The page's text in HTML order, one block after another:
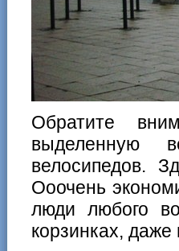
Обратите
выделенную
велосипедов.
Ооочень
люди любого
корзинках, даже